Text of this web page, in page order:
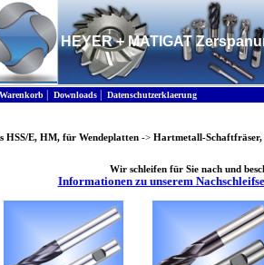
HEYER + MATIGAT
Warenkorb Downloads Datenschutzerklaerung
HSS/E, HM, für Wendeplatten -> Hartmetall-
Wir schleifen für Sie nach und
Informationen zu unserem